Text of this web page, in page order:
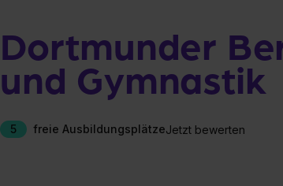
Dortmunder
und Gymnastik
5 freie AusbildungsplätzeJetzt bewerten